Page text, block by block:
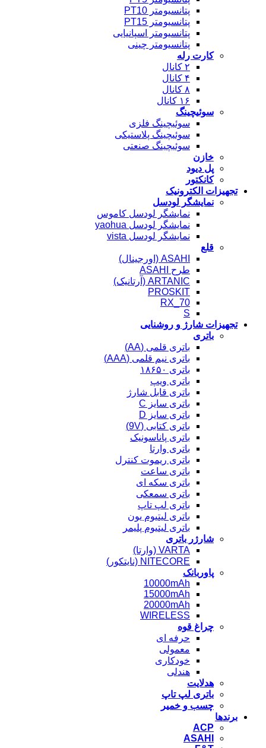
پتانسیومتر PT10
پتانسیومتر PT15
پتانسیومتر اسپانیایی
پتانسیومتر چینی
کارت رله
۲ کانال
۴ کانال
۸ کانال
۱۶ کانال
سوئیچینگ
سوئیچینگ فلزی
سوئیچینگ پلاستیکی
سوئیچینگ صنعتی
خازن
پل دیود
کانکتور
تجهیزات الکترونیک
نمایشگر لودسل
نمایشگر لودسل کاموس
نمایشگر لودسل yaohua
نمایشگر لودسل vista
قلع
ASAHI (اورجینال)
طرح ASAHI
ARTANIC (آرتانیک)
PROSKIT
RX_70
S
تجهیزات شارژ و روشنایی
باتری
باتری قلمی (AA)
باتری نیم قلمی (AAA)
باتری ۱۸۶۵۰
باتری ویپ
باتری قابل شارژ
باتری سایز C
باتری سایز D
باتری کتابی (9V)
باتری پاناسونیک
باتری وارتا
باتری ریموت کنترل
باتری ساعت
باتری سکه ای
باتری سمعکی
باتری لپ تاپ
باتری لیتیوم یون
باتری لیتیوم پلیمر
شارژر باتری
VARTA (وارتا)
NITECORE (نایتکور)
پاوربانک
10000mAh
15000mAh
20000mAh
WIRELESS
چراغ قوه
حرفه ای
معمولی
خودکاری
هندلی
هدلایت
باتری لپ تاپ
چسب و خمیر
برندها
ACP
ASAHI